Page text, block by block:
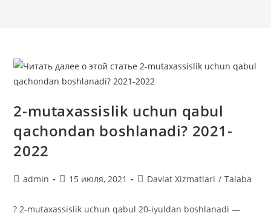
2-mutaxassislik uchun qabul
qachondan boshlanadi? 2021-
2022
Автор
admin
Запись
15 июля, 2021
Рубрика
Davlat Xizmatlari / Talaba
? 2-mutaxassislik uchun qabul 20-iyuldan boshlanadi —